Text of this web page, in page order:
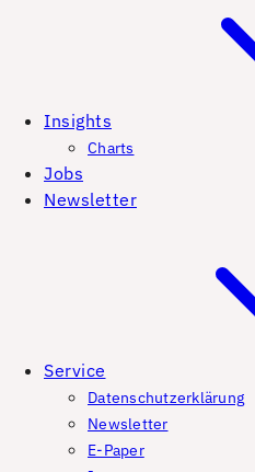
Insights
Charts
Jobs
Newsletter
Service
Datenschutzerklärung
Newsletter
E-Paper